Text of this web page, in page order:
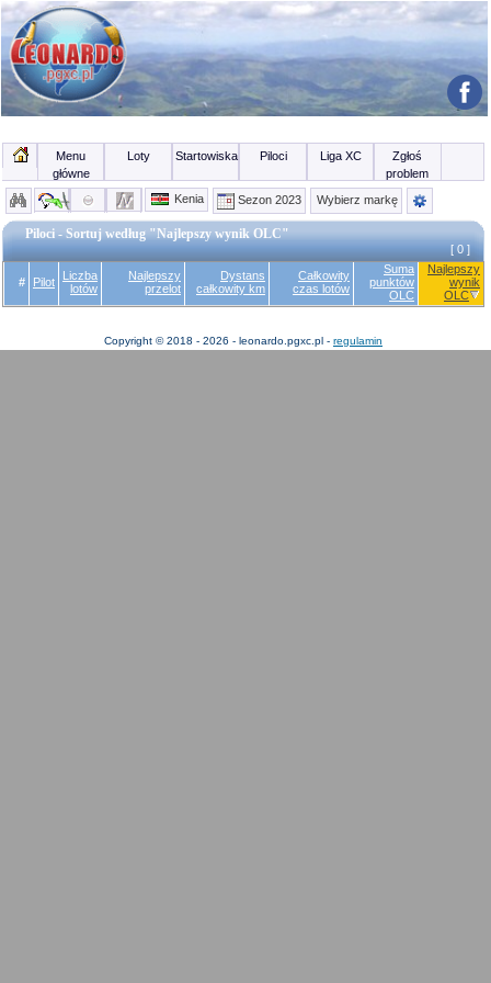
Menu
główne
Loty Startowiska Piloci Liga XC
Zgłoś
problem
Kenia
Sezon 2023 Wybierz markę
Piloci - Sortuj według "Najlepszy wynik OLC"
[ 0 ]
# Pilot
Liczba
lotów
Najlepszy
przelot
Dystans
całkowity km
Całkowity
czas lotów
Suma
punktów
OLC
Najlepszy
wynik
OLC
Copyright © 2018 - 2026 - leonardo.pgxc.pl - regulamin